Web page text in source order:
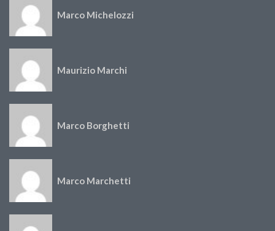
Marco Michelozzi
Maurizio Marchi
Marco Borghetti
Marco Marchetti